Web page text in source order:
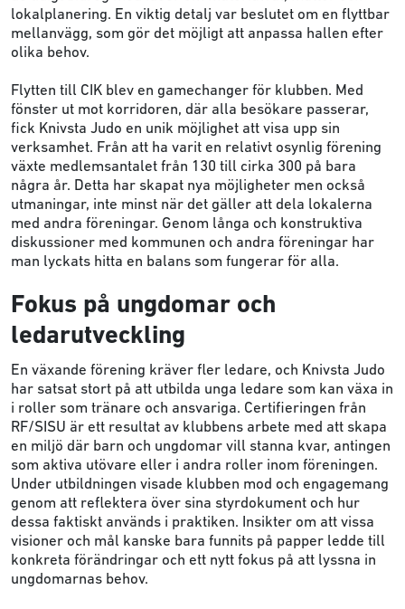
lokalplanering. En viktig detalj var beslutet om en flyttbar
mellanvägg, som gör det möjligt att anpassa hallen efter
olika behov.
Flytten till CIK blev en gamechanger för klubben. Med
fönster ut mot korridoren, där alla besökare passerar,
fick Knivsta Judo en unik möjlighet att visa upp sin
verksamhet. Från att ha varit en relativt osynlig förening
växte medlemsantalet från 130 till cirka 300 på bara
några år. Detta har skapat nya möjligheter men också
utmaningar, inte minst när det gäller att dela lokalerna
med andra föreningar. Genom långa och konstruktiva
diskussioner med kommunen och andra föreningar har
man lyckats hitta en balans som fungerar för alla.
Fokus på ungdomar och
ledarutveckling
En växande förening kräver fler ledare, och Knivsta Judo
har satsat stort på att utbilda unga ledare som kan växa in
i roller som tränare och ansvariga. Certifieringen från
RF/SISU är ett resultat av klubbens arbete med att skapa
en miljö där barn och ungdomar vill stanna kvar, antingen
som aktiva utövare eller i andra roller inom föreningen.
Under utbildningen visade klubben mod och engagemang
genom att reflektera över sina styrdokument och hur
dessa faktiskt används i praktiken. Insikter om att vissa
visioner och mål kanske bara funnits på papper ledde till
konkreta förändringar och ett nytt fokus på att lyssna in
ungdomarnas behov.